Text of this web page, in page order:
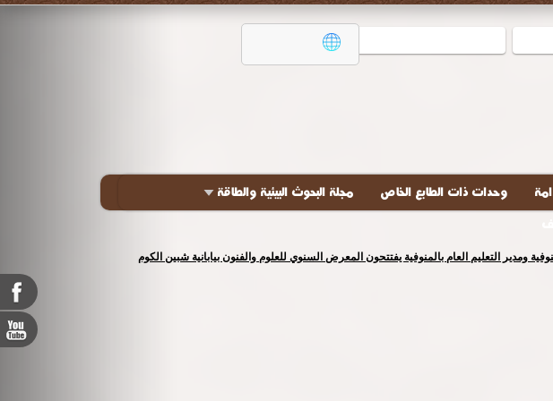
وحدات ذات الطابع الخاص
مجلة البحوث البيئية والطاقة
معهد إعداد القادة برئاسة الدكتور كريم همام، وأقيم تحت شعار «مبدعون باختلاف»